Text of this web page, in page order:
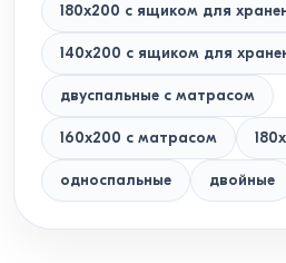
180x200 с ящиком для
140x200 с ящиком для
двуспальные с матрасом
160х200 с матрасом
односпальные двойные